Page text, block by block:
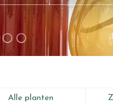
Alle planten